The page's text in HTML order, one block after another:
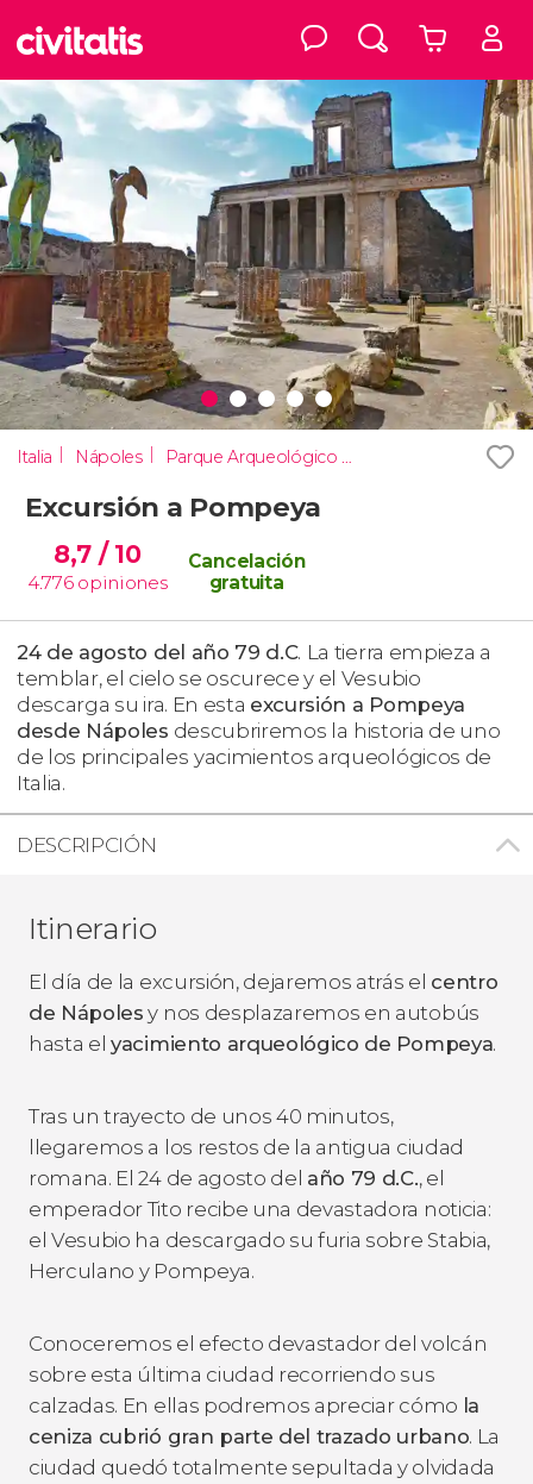
Italia Nápoles Parque Arqueológico de Pompeya
Excursión a Pompeya
8,7 / 10
4.776 opiniones
Cancelación
gratuita
24 de agosto del año 79 d.C. La tierra empieza a
temblar, el cielo se oscurece y el Vesubio
descarga su ira. En esta excursión a Pompeya
desde Nápoles descubriremos la historia de uno
de los principales yacimientos arqueológicos de
Italia.
DESCRIPCIÓN
Itinerario
El día de la excursión, dejaremos atrás el centro
de Nápoles y nos desplazaremos en autobús
hasta elyacimiento arqueológico de Pompeya.
Tras un trayecto de unos 40 minutos,
llegaremos a los restos de la antigua ciudad
romana. El 24 de agosto del año 79 d.C., el
emperador Tito recibe una devastadora noticia:
el Vesubio ha descargado su furia sobre Stabia,
Herculano y Pompeya.
Conoceremos el efecto devastador del volcán
sobre esta última ciudad recorriendo sus
calzadas. En ellas podremos apreciar cómo la
ceniza cubrió gran parte del trazado urbano. La
ciudad quedó totalmente sepultada y olvidada